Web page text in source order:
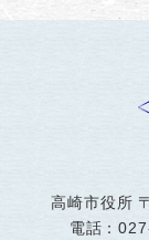
高崎市役所
電話：